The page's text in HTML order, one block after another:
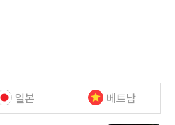
일본 베트남